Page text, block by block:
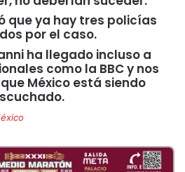
que ya hay tres policías
por el caso.
ha llegado incluso a
como la BBC y nos
México está siendo